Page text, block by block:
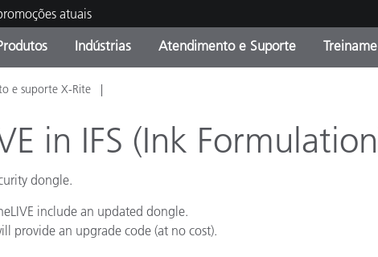
atuais
de Produtos
Promoções vigentes
Indústrias
e Revestimentos
Atendimento e Suporte
de Manutenção
Experience Center
Outros recursos
e suporte X-Rite
in IFS (Ink
dongle.
include an updated dongle.
provide an upgrade code (at no cost).